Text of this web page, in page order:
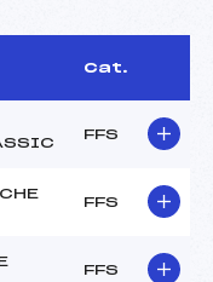
Cat.
FFS
FFS
FFS